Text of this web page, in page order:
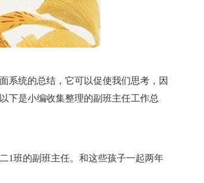
系统的总结，它可以促使我们思考，因
下是小编收集整理的副班主任工作总
1班的副班主任。和这些孩子一起两年